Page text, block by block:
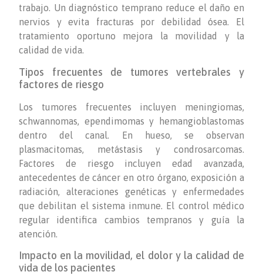
trabajo. Un diagnóstico temprano reduce el daño en
nervios y evita fracturas por debilidad ósea. El
tratamiento oportuno mejora la movilidad y la
calidad de vida.
Tipos frecuentes de tumores vertebrales y
factores de riesgo
Los tumores frecuentes incluyen meningiomas,
schwannomas, ependimomas y hemangioblastomas
dentro del canal. En hueso, se observan
plasmacitomas, metástasis y condrosarcomas.
Factores de riesgo incluyen edad avanzada,
antecedentes de cáncer en otro órgano, exposición a
radiación, alteraciones genéticas y enfermedades
que debilitan el sistema inmune. El control médico
regular identifica cambios tempranos y guía la
atención.
Impacto en la movilidad, el dolor y la calidad de
vida de los pacientes